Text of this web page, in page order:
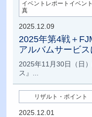
イベントレポートイベン
真
2025.12.09
2025年第4戦＋
アルバムサービス
2025年11月30日（日
ス』...
リザルト・ポイント
2025.12.01